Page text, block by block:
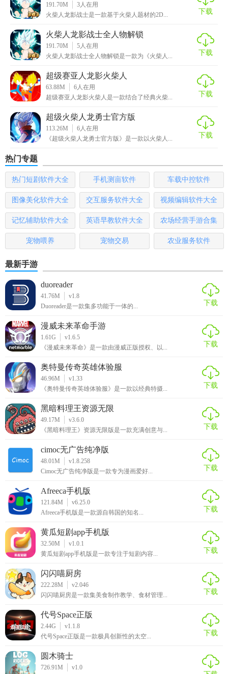
励。
4. 社交互动：游戏支持多人在线对战，玩家可以与其他玩家
一决高下。
特战士。
【火柴人龙影战士无敌版优势】
1. 流畅操作：游戏采用先进的引擎技术，确保玩家在游戏中
享受流畅的操作体验。
2. 丰富内容：游戏提供了大量的关卡、敌人和挑战，让玩家
永不无聊。
3. 持续更新：开发团队会不断推出新的内容和活动，保持游
戏的活力和趣味性。
4. 低门槛高乐趣：游戏操作简单易上手，但深度足够，适合
各年龄段的玩家。
如果你喜欢动作冒险游戏，并且想要体验刺激的火柴人战
斗，那么火柴人龙影战士无敌版绝对是一个值得尝试的游
戏。它提供了丰富的游戏内容和独特的游戏体验，相信你会
在游戏中找到无穷的乐趣。
191.70M 3 人在用
火柴人龙影战士是一款基于火柴人题材的2D...
下载
火柴人龙影战士全人物解锁
191.70M 5 人在用
火柴人龙影战士全人物解锁是一款为《火柴人...
下载
超级赛亚人龙影火柴人
63.88M 6 人在用
超级赛亚人龙影火柴人是一款结合了经典火柴...
下载
超级火柴人龙勇士官方版
113.26M 6 人在用
《超级火柴人龙勇士官方版》是一款以火柴人...
下载
热门专题
热门短剧软件大全 手机测亩软件 车载中控软件
图像美化软件大全 交互服务软件大全 视频编辑软件大全
记忆辅助软件大全 英语早教软件大全 农场经营手游合集
宠物喂养 宠物交易 农业服务软件
最新手游
duoreader
41.76M
v1.8
Duoreader是一款集多功能于一体的...
下载
漫威未来革命手游
1.61G
v1.6.5
《漫威未来革命》是一款由漫威正版授权、以...
下载
奥特曼传奇英雄体验服
46.96M
v1.33
《奥特曼传奇英雄体验服》是一款以经典特摄...
下载
黑暗料理王资源无限
49.17M
v3.6.0
《黑暗料理王》资源无限版是一款充满创意与...
下载
cimoc无广告纯净版
48.01M
v1.8.258
Cimoc无广告纯净版是一款专为漫画爱好...
下载
Afreeca手机版
121.84M
v6.25.0
Afreeca手机版是一款源自韩国的知名...
下载
黄瓜短剧app手机版
32.50M
v1.0.1
黄瓜短剧app手机版是一款专注于短剧内容...
下载
闪闪喵厨房
222.28M
v2.046
闪闪喵厨房是一款集美食制作教学、食材管理...
下载
代号Space正版
2.44G
v1.1.8
代号Space正版是一款极具创新性的太空...
下载
圆木骑士
726.91M
v1.0